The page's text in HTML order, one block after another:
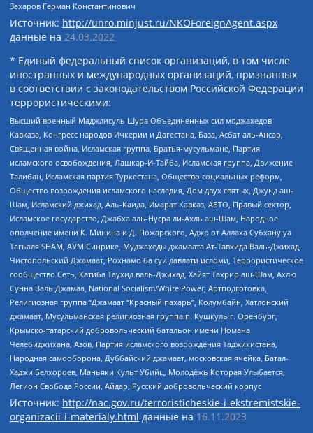
Захаров Герман Константинович
Источник: http://unro.minjust.ru/NKOForeignAgent.aspx
данные на 24.03.2022
* Единый федеральный список организаций, в том числе
иностранных и международных организаций, признанных
в соответствии с законодательством Российской Федерации
террористическими:
Высший военный Маджлисуль Шура Объединенных сил моджахедов
Кавказа, Конгресс народов Ичкерии и Дагестана, База, Асбат аль-Ансар,
Священная война, Исламская группа, Братья-мусульмане, Партия
исламского освобождения, Лашкар-И-Тайба, Исламская группа, Движение
Талибан, Исламская партия Туркестана, Общество социальных реформ,
Общество возрождения исламского наследия, Дом двух святых, Джунд аш-
Шам, Исламский джихад, Аль-Каида, Имарат Кавказ, АБТО, Правый сектор,
Исламское государство, Джабха аль-Нусра ли-Ахль аш-Шам, Народное
ополчение имени К. Минина и Д. Пожарского, Аджр от Аллаха Субхану уа
Тагьаля SHAM, АУМ Синрике, Муджахеды джамаата Ат-Тавхида Валь-Джихад,
Чистопольский Джамаат, Рохнамо ба суи давлати исломи, Террористическое
сообщество Сеть, Катиба Таухид валь-Джихад, Хайят Тахрир аш-Шам, Ахлю
Сунна Валь Джамаа, National Socialism/White Power, Артподготовка,
Религиозная группа “Джамаат “Красный пахарь”, Колумбайн, Хатлонский
джамаат, Мусульманская религиозная группа п. Кушкуль г. Оренбург,
Крымско-татарский добровольческий батальон имени Номана
Челебиджихана, Азов, Партия исламского возрождения Таджикистана,
Народная самооборона, Дуббайский джамаат, московская ячейка, Батал-
Хаджи Белхороев, Маньяки Культ Убийц, Молодёжь Которая Улыбается,
Легион Свобода России, Айдар, Русский добровольческий корпус
Источник: http://nac.gov.ru/terroristicheskie-i-ekstremistskie-
organizacii-i-materialy.html данные на 16.11.2023